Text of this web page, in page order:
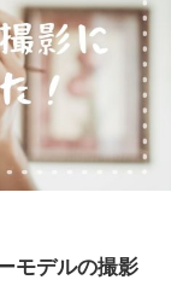
モデルの撮影